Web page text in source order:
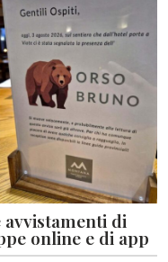
di
online e di app